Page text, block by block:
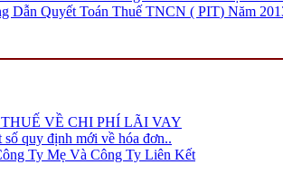
Dẫn Quyết Toán Thuế TNCN ( PIT) Năm
VỀ CHI PHÍ LÃI VAY
quy định mới về hóa đơn..
Ty Mẹ Và Công Ty Liên Kết